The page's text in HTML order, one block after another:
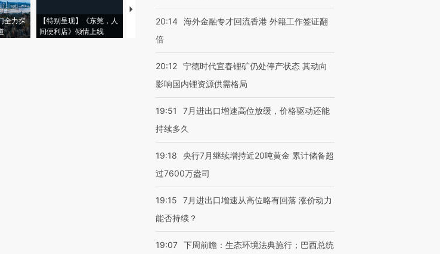
全力探
【特别呈现】《东莞，人
间便利店》倾情上线
【推广】走进第四届链博
会，让数智科技“链”接产
【特别呈现】寻找100种
【商旅对话】华住集团
CFO：不靠规模取胜，华
20:14 海外金融专才回流香港 外籍工作签证翻
倍
20:12 宁德时代宜春锂矿仍处停产状态 其动向
影响国内锂资源供需格局
19:51
7月进出口增速高位放缓，价格驱动还能
持续多久
19:18
央行7月继续增持近20吨黄金 累计储备超
过7600万盎司
19:15
7月进出口增速从高位略有回落 涨价动力
能否持续？
19:07 下周前瞻：生态环境法典施行；巴西总统